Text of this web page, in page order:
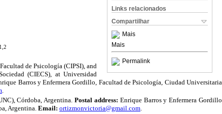
Links relacionados
Compartilhar
Mais
Mais
Permalink
1,2
de Psicología (CIPSI), and
(CIECS), at Universidad
Barros y Enfermera Gordillo, Facultad de Psicología, Ciudad Universitaria.
Córdoba, Argentina.Postal address: Enrique Barros y Enfermera Gordillo,
Argentina. Email: ortizmonvictoria@gmail.com